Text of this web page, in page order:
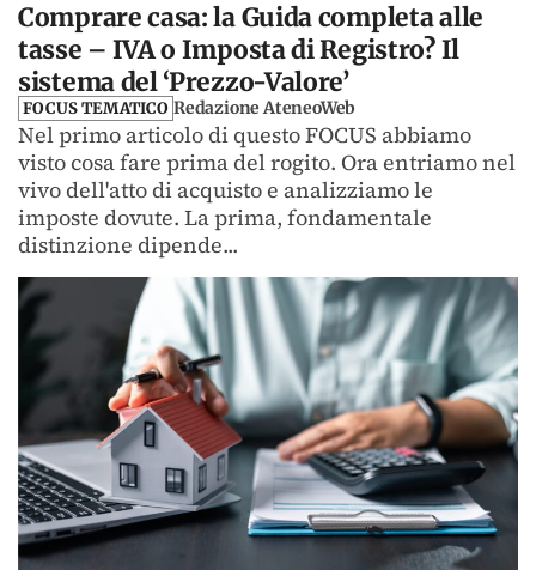
Comprare casa: la Guida completa alle
tasse – IVA o Imposta di Registro? Il
sistema del ‘Prezzo-Valore’
FOCUS TEMATICO Redazione AteneoWeb
Nel primo articolo di questo FOCUS abbiamo
visto cosa fare prima del rogito. Ora entriamo nel
vivo dell'atto di acquisto e analizziamo le
imposte dovute. La prima, fondamentale
distinzione dipende...